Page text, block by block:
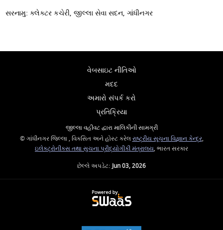
સરનામુ: ક્લેક્ટર કચેરી, જીલ્લા સેવા સદન, ગાંધીનગર
વેબસાઇટ નીતિઓ
મદદ
અમારો સંપર્ક કરો
પ્રતિક્રિયા
જીલ્લા વહીવટ દ્વારા માલિકીની સામગ્રી
© ગાંધીનગર જિલ્લા , વિકસિત અને હોસ્ટ કરેલરાષ્ટ્રીય સૂચના વિજ્ઞાન કેન્દ્ર,
ઇલેક્ટ્રોનીક્સ તથા સુચના પ્રૌદ્યોગીકી મંત્રાલય, ભારત સરકાર
છેલ્લે અપડેટ:Jun 03, 2026